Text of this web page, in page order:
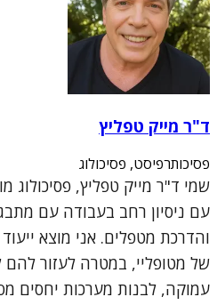
ד"ר מייק טפליץ
פסיכותרפיסט, פסיכולוג
שמי ד"ר מייק טפליץ, פסיכולוג
עם ניסיון רחב בעבודה עם
והדרכת מטפלים. אני מוצא
של מטופליי, במטרה לעזור
עמוקה, לבנות מערכות יחסים